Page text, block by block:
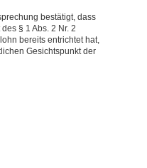
bestätigt, dass
§ 1 Abs. 2 Nr. 2
bereits entrichtet hat,
Gesichtspunkt der